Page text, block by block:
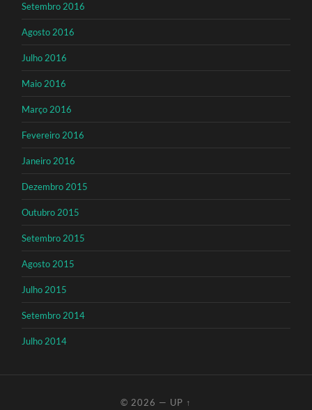
Setembro 2016
Agosto 2016
Julho 2016
Maio 2016
Março 2016
Fevereiro 2016
Janeiro 2016
Dezembro 2015
Outubro 2015
Setembro 2015
Agosto 2015
Julho 2015
Setembro 2014
Julho 2014
© 2026 — UP ↑